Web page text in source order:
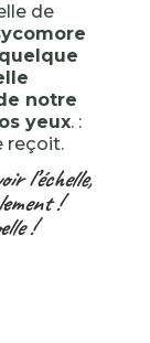
de
notre
yeux. :
reçoit.
l’échelle,
!
!